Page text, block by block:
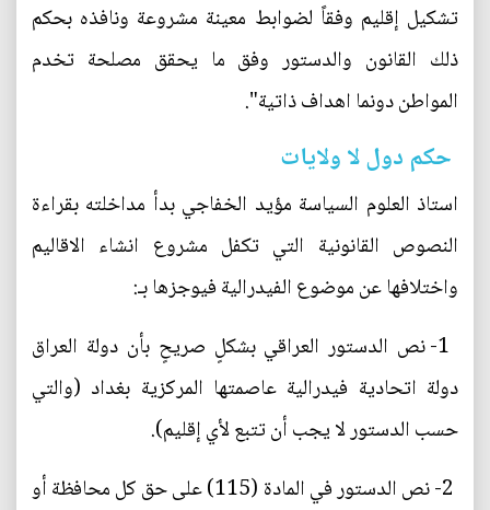
تشكيل إقليم وفقاً لضوابط معينة مشروعة ونافذه بحكم
ذلك القانون والدستور وفق ما يحقق مصلحة تخدم
المواطن دونما اهداف ذاتية".
حكم دول لا ولايات
استاذ العلوم السياسة مؤيد الخفاجي بدأ مداخلته بقراءة
النصوص القانونية التي تكفل مشروع انشاء الاقاليم
واختلافها عن موضوع الفيدرالية فيوجزها بـ:
1- نص الدستور العراقي بشكلٍ صريحٍ بأن دولة العراق
دولة اتحادية فيدرالية عاصمتها المركزية بغداد (والتي
حسب الدستور لا يجب أن تتبع لأي إقليم).
2- نص الدستور في المادة (115) على حق كل محافظة أو